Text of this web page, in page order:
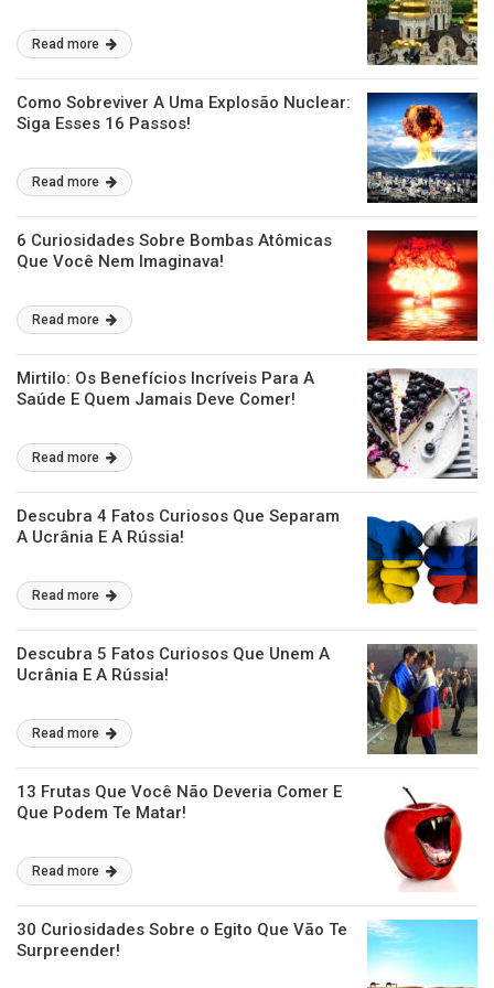
Read more
Como Sobreviver A Uma Explosão Nuclear:
Siga Esses 16 Passos!
Read more
6 Curiosidades Sobre Bombas Atômicas
Que Você Nem Imaginava!
Read more
Mirtilo: Os Benefícios Incríveis Para A
Saúde E Quem Jamais Deve Comer!
Read more
Descubra 4 Fatos Curiosos Que Separam
A Ucrânia E A Rússia!
Read more
Descubra 5 Fatos Curiosos Que Unem A
Ucrânia E A Rússia!
Read more
13 Frutas Que Você Não Deveria Comer E
Que Podem Te Matar!
Read more
30 Curiosidades Sobre o Egito Que Vão Te
Surpreender!